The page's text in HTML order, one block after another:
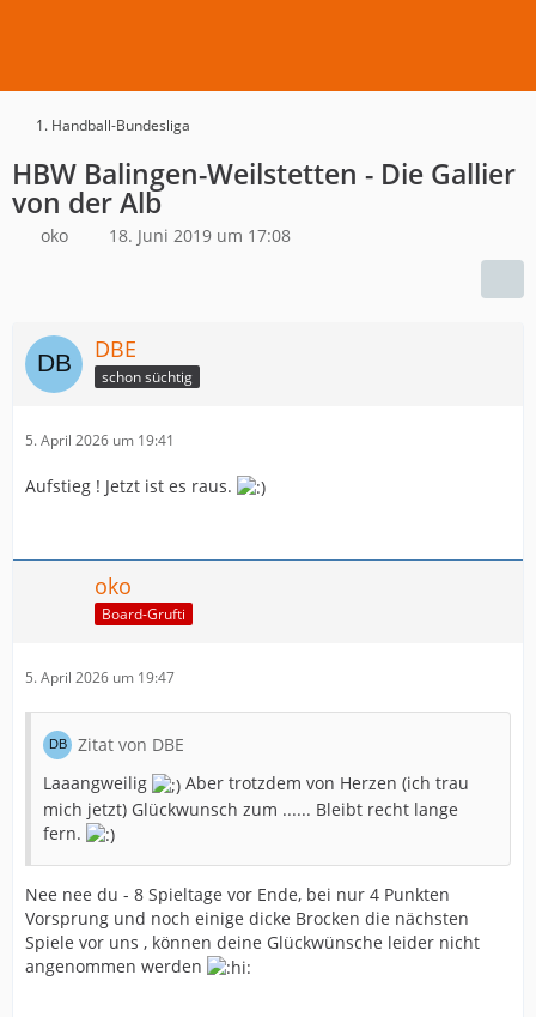
1. Handball-Bundesliga
HBW Balingen-Weilstetten - Die Gallier
von der Alb
oko 18. Juni 2019 um 17:08
DBE
schon süchtig
5. April 2026 um 19:41
Aufstieg ! Jetzt ist es raus.
oko
Board-Grufti
5. April 2026 um 19:47
Zitat von DBE
Laaangweilig
Aber trotzdem von Herzen (ich trau
mich jetzt) Glückwunsch zum ...... Bleibt recht lange
fern.
Nee nee du - 8 Spieltage vor Ende, bei nur 4 Punkten
Vorsprung und noch einige dicke Brocken die nächsten
Spiele vor uns , können deine Glückwünsche leider nicht
angenommen werden